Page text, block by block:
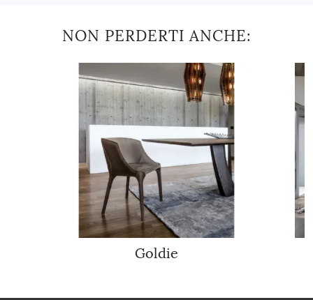
NON PERDERTI ANCHE:
Goldie